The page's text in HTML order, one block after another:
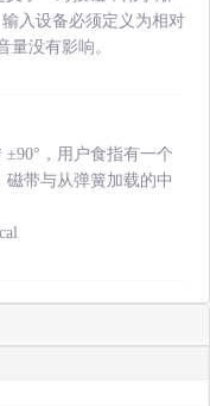
入设备必须定义为相对
量没有影响。
，用户食指有一个
带与从弹簧加载的中